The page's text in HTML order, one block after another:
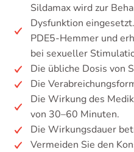
Sildamax wird zur
Dysfunktion
PDE5-Hemmer und
bei sexueller
Die übliche Dosis von
Die
Die Wirkung des
von 30–60 Minuten.
Die Wirkungsdauer
Vermeiden Sie den